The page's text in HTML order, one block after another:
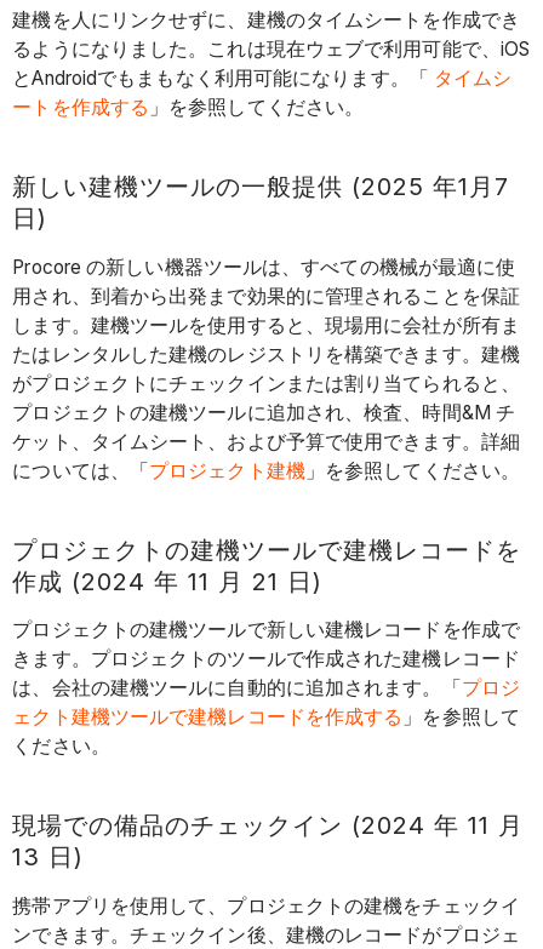
建機を人にリンクせずに、建機のタイムシートを作成でき
るようになりました。これは現在ウェブで利用可能で、iOS
とAndroidでもまもなく利用可能になります。「
タイムシ
ートを作成する 」を参照してください。
新しい建機ツールの一般提供 (2025 年1月7
日)
Procore の新しい機器ツールは、すべての機械が最適に使
用され、到着から出発まで効果的に管理されることを保証
します。建機ツールを使用すると、現場用に会社が所有ま
たはレンタルした建機のレジストリを構築できます。建機
がプロジェクトにチェックインまたは割り当てられると、
プロジェクトの建機ツールに追加され、検査、時間&M チ
ケット、タイムシート、および予算で使用できます。詳細
については、「プロジェクト建機」を参照してください。
プロジェクトの建機ツールで建機レコードを
作成 (2024 年 11 月 21 日)
プロジェクトの建機ツールで新しい建機レコードを作成で
きます。プロジェクトのツールで作成された建機レコード
は、会社の建機ツールに自動的に追加されます。「 プロジ
ェクト建機ツールで建機レコードを作成する 」を参照して
ください。
現場での備品のチェックイン (2024 年 11 月
13 日)
携帯アプリを使用して、プロジェクトの建機をチェックイ
ンできます。チェックイン後、建機のレコードがプロジェ